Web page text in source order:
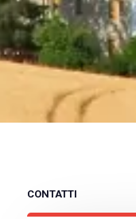
CONTATTI